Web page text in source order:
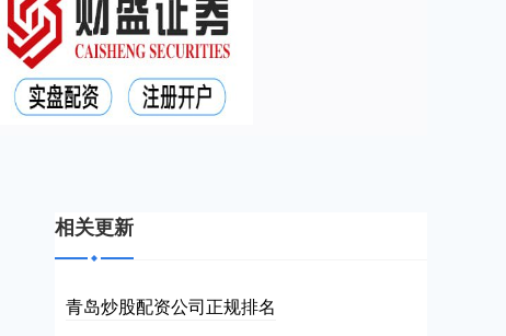
相关更新
青岛炒股配资公司正规排名